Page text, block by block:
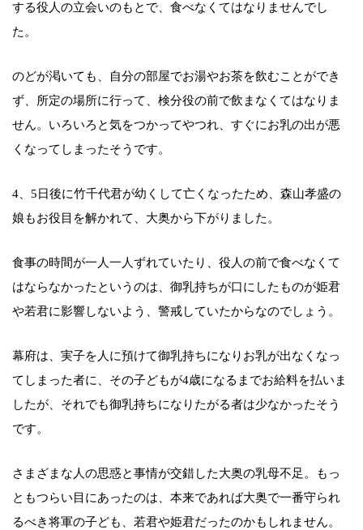
する役人の立会いのもとで、食べなくてはなりませんでし
た。
のどが渇いても、自分の部屋でお湯やお茶を飲むことができ
ず、所定の場所に行って、検分役の前で飲まなくてはなりま
せん。いろいろと気をつかってやつれ、すぐにお乳の出が悪
くなってしまったそうです。
4、5日後に竹千代君が幼くして亡くなったため、森山孝盛の
娘もお役目を解かれて、大奥から下がりました。
食事の時間が一人一人ずれていたり、役人の前で食べなくて
はならなかったというのは、御乳持ちが口にしたものが姫君
や若君に影響しないよう、警戒していたからなのでしょう。
幕府は、実子を人に預けて御乳持ちになりお乳が出なくなっ
てしまった者に、その子どもが4歳になるまでお給料を払いま
したが、それでも御乳持ちになりたがる者は少なかったそう
です。
さまざまな人の思惑と事情が交錯した大奥の乳母不足。もっ
ともつらい目にあったのは、本来であれば大奥で一番守られ
るべき将軍の子ども、若君や姫君だったのかもしれません。